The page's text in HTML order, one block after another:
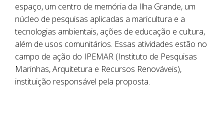
espaço, um centro de memória da Ilha Grande, um
núcleo de pesquisas aplicadas a maricultura e a
tecnologias ambientais, ações de educação e cultura,
além de usos comunitários. Essas atividades estão no
campo de ação do IPEMAR (Instituto de Pesquisas
Marinhas, Arquitetura e Recursos Renováveis),
instituição responsável pela proposta.